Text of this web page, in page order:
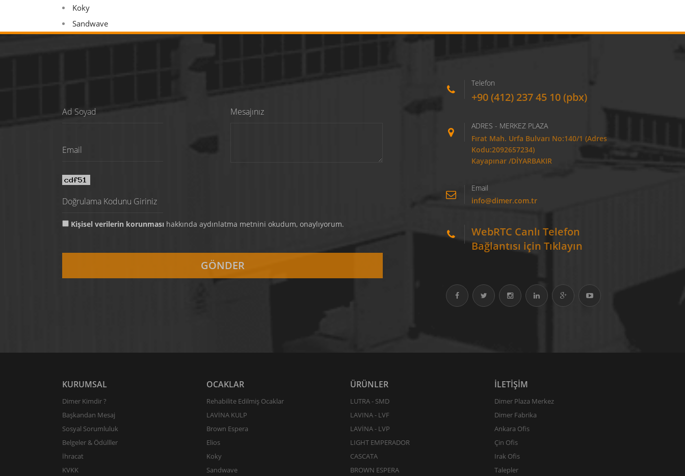
Koky
Sandwave
Mesajınız
Kişisel verilerin korunması hakkında aydınlatma metnini okudum, onaylıyorum.
Telefon
+90 (412) 237 45 10 (pbx)
ADRES - MERKEZ PLAZA
Fırat Mah. Urfa Bulvarı No:140/1 (Adres
Kodu:2092657234)
Kayapınar /DİYARBAKIR
Email
info@dimer.com.tr
WebRTC Canlı Telefon
Bağlantısı için Tıklayın
KURUMSAL
Dimer Kimdir ?
Başkandan Mesaj
Sosyal Sorumluluk
Belgeler & Ödülller
İhracat
KVKK
OCAKLAR
Rehabilite Edilmiş Ocaklar
LAVİNA KULP
Brown Espera
Elios
Koky
Sandwave
ÜRÜNLER
LUTRA - SMD
LAVINA - LVF
LAVİNA - LVP
LIGHT EMPERADOR
CASCATA
BROWN ESPERA
İLETİŞİM
Dimer Plaza Merkez
Dimer Fabrika
Ankara Ofis
Çin Ofis
Irak Ofis
Talepler